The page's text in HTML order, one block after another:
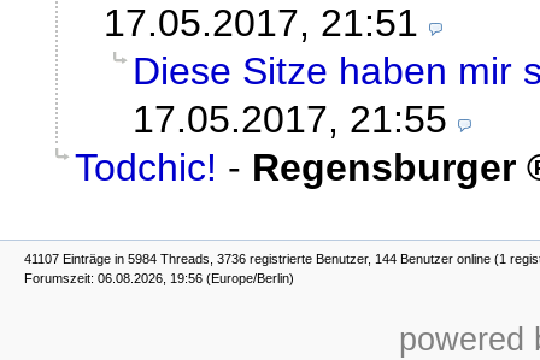
17.05.2017, 21:51
Diese Sitze haben mir
17.05.2017, 21:55
Todchic! - Regensburger
41107 Einträge in 5984 Threads, 3736 registrierte Benutzer, 144 Benutzer online (1
Forumszeit: 06.08.2026, 19:56 (Europe/Berlin)
powered